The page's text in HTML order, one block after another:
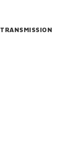
TRANSMISSION